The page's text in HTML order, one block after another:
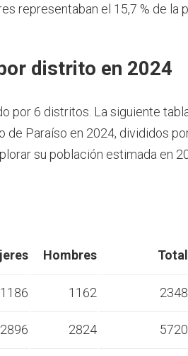
representaban el 15,7 % de la
distrito en 2024
por 6 distritos. La siguiente
Paraíso en 2024, divididos
su población estimada en
Hombres Total
1186 1162 2348
2896 2824 5720